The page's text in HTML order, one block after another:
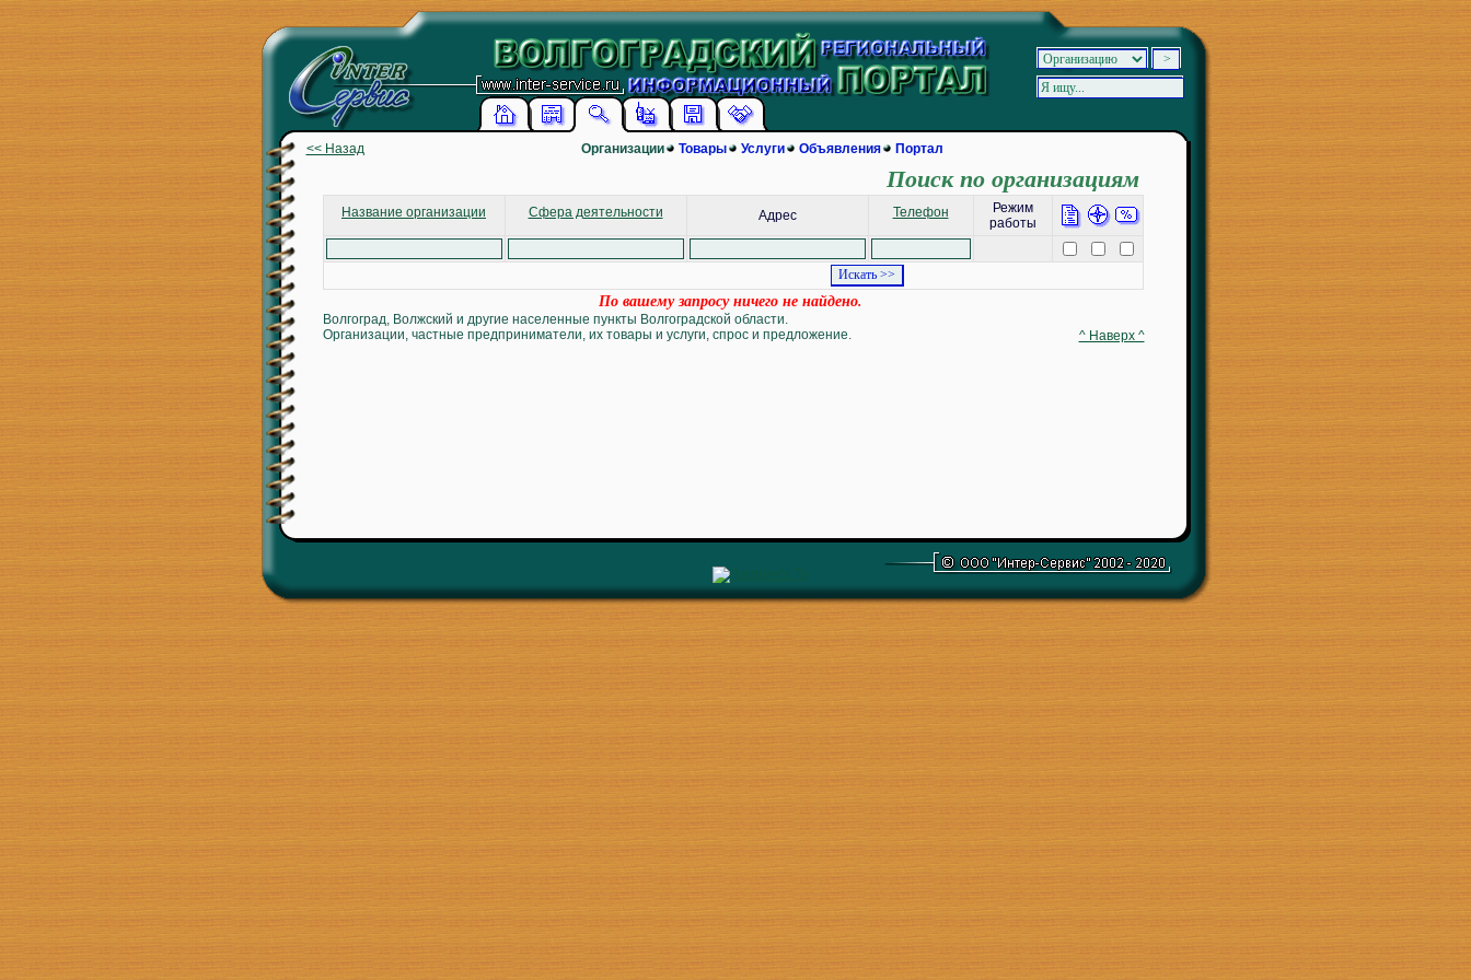
<< Назад Организации Товары Услуги Объявления Портал
Поиск по организациям
Название организации Сфера деятельности Адрес Телефон
Режим
работы
По вашему запросу ничего не найдено.
Волгоград, Волжский и другие населенные пункты Волгоградской области.
Организации, частные предприниматели, их товары и услуги, спрос и предложение.
^ Наверх ^